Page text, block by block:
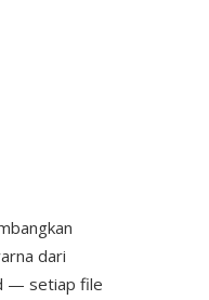
dari
— setiap file